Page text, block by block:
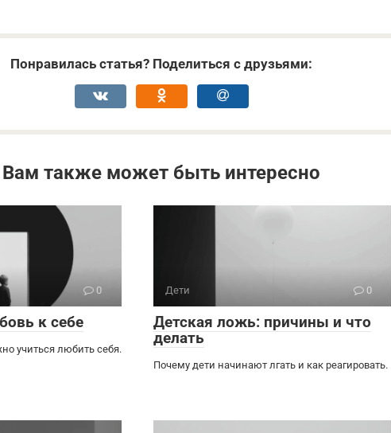
Понравилась статья? Поделиться с друзьями:
Вам также может быть интересно
0
к себе
учиться любить себя.
Дети 0
Детская ложь: причины и что
делать
Почему дети начинают лгать и как реагировать.